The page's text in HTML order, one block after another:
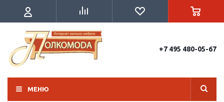
+7 495 480-05-67
МЕНЮ